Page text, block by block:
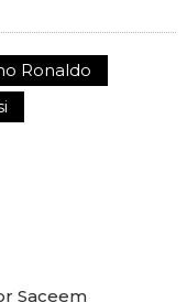
Ronaldo
Saceem